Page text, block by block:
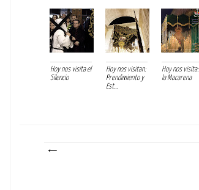
Hoy nos visita el
Silencio
Hoy nos visitan:
Prendimiento y
Est...
Hoy nos visita:
la Macarena